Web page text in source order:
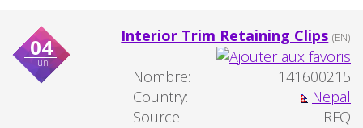
04
jun
Interior Trim Retaining Clips (EN)
Nombre:
141600215
Country:
Nepal
Source:
RFQ